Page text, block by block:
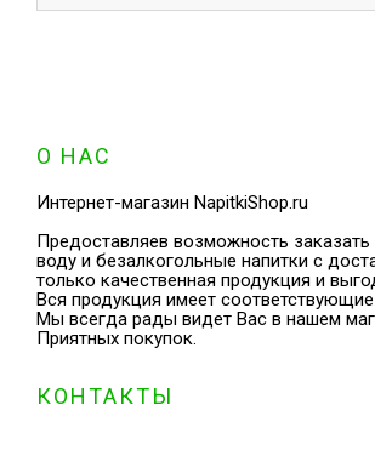
О НАС
Интернет-магазин NapitkiShop.ru
Предоставляев возможность
воду и безалкогольные напитки с
только качественная продукция и
Вся продукция имеет
Мы всегда рады видет Вас в нашем
Приятных покупок.
КОНТАКТЫ